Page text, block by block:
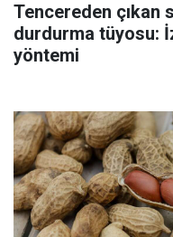
Tencereden çıkan
durdurma tüyosu:
yöntemi